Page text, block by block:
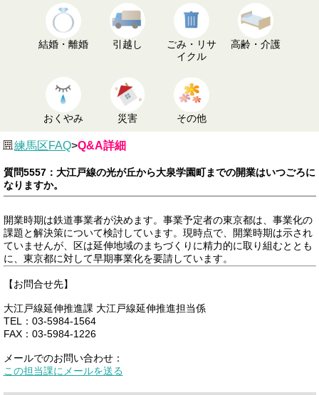
結婚・離婚 引越し
ごみ・リサ
イクル
高齢・介護
おくやみ 災害 その他
練馬区FAQ>Q&A詳細
質問5557：大江戸線の光が丘から大泉学園町までの開業はいつごろに
なりますか。
開業時期は鉄道事業者が決めます。事業予定者の東京都は、事業化の
課題と解決策について検討しています。現時点で、開業時期は示され
ていませんが、区は延伸地域のまちづくりに精力的に取り組むととも
に、東京都に対して早期事業化を要請しています。
【お問合せ先】
大江戸線延伸推進課 大江戸線延伸推進担当係
TEL：03-5984-1564
FAX：03-5984-1226
メールでのお問い合わせ：
この担当課にメールを送る